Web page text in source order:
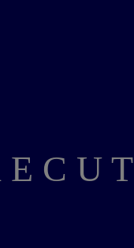
E C U